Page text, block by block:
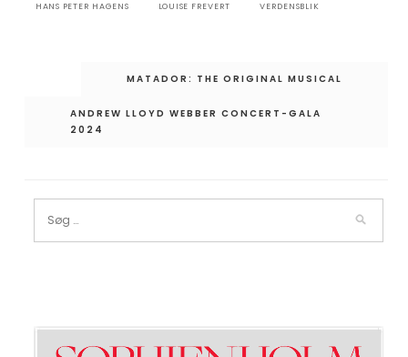
HANS PETER HAGENS LOUISE FREVERT VERDENSBLIK
IndlægsnavigationMATADOR: THE ORIGINAL MUSICAL
ANDREW LLOYD WEBBER CONCERT-GALA
2024